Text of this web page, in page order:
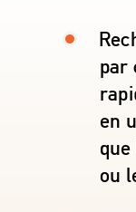
par
en
ou